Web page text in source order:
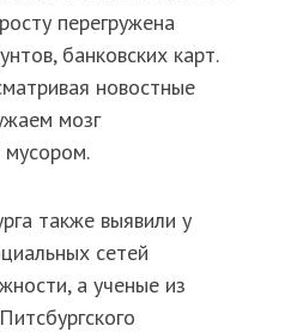
перегружена
банковских карт.
новостные
мозг
также выявили у
сетей
а ученые из